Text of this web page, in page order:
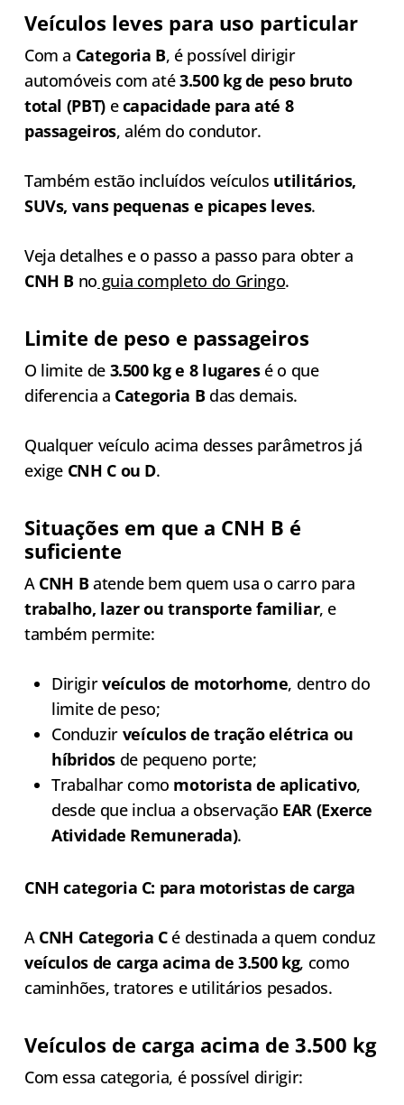
Veículos leves para uso particular
Com a Categoria B, é possível dirigir
automóveis com até3.500 kg de peso bruto
total (PBT)ecapacidade para até 8
passageiros, além do condutor.
Também estão incluídos veículos utilitários,
SUVs, vans pequenas e picapes leves.
Veja detalhes e o passo a passo para obter a
CNH B no guia completo do Gringo.
Limite de peso e passageiros
O limite de 3.500 kg e 8 lugaresé o que
diferencia a Categoria Bdas demais.
Qualquer veículo acima desses parâmetros já
exige CNH C ou D.
Situações em que a CNH B é
suficiente
A CNH Batende bem quem usa o carro para
trabalho, lazer ou transporte familiar, e
também permite:
Dirigirveículos de motorhome, dentro do
limite de peso;
Conduzir veículos de tração elétrica ou
híbridos de pequeno porte;
Trabalhar como motorista de aplicativo,
desde que inclua a observação EAR (Exerce
Atividade Remunerada).
CNH categoria C: para motoristas de carga
A CNH Categoria Cé destinada a quem conduz
veículos de carga acima de 3.500 kg, como
caminhões, tratores e utilitários pesados.
Veículos de carga acima de 3.500 kg
Com essa categoria, é possível dirigir: